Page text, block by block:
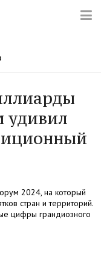
удивил
2024, на который
стран и территорий.
цифры грандиозного